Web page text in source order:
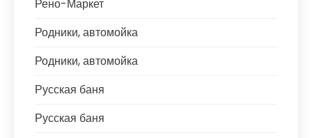
Рено-Маркет
Родники, автомойка
Родники, автомойка
Русская баня
Русская баня